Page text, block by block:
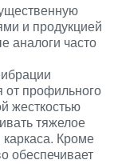
и продукцией
аналоги часто
от профильного
жесткостью
тяжелое
Кроме
обеспечивает